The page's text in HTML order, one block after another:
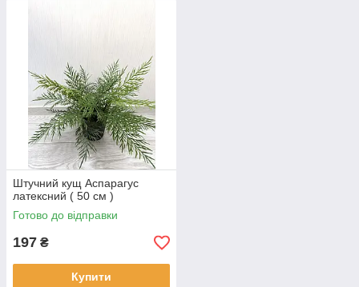
Штучний кущ Аспарагус
латексний ( 50 см )
Готово до відправки
197 ₴
Купити